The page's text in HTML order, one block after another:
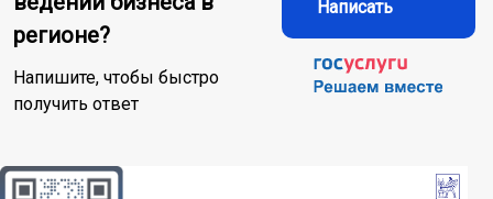
регионе?
Напишите, чтобы быстро
получить ответ
Написать